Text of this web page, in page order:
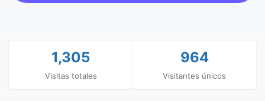
1,305
Visitas totales
964
Visitantes únicos